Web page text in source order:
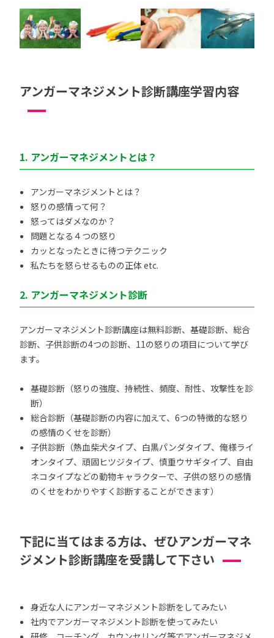
アンガーマネジメント診断講座学習内容
1. アンガーマネジメントとは？
アンガーマネジメントとは？
怒りの感情って何？
怒ってはダメなのか？
問題となる４つの怒り
カッとなったときに待つテクニック
私たちを怒らせるものの正体 etc.
2. アンガーマネジメント診断
アンガーマネジメント診断講座は無料診断、基礎診断、総合
診断、子供診断の4つの診断、11の怒りの項目について学び
ます。
基礎診断（怒りの強度、持続性、頻度、耐性、攻撃性を診
断）
総合診断（基礎診断の内容に加えて、6つの特徴的な怒り
の感情のくせを診断）
子供診断（熱血柴犬タイプ、白黒パンダタイプ、俺様ライ
オンタイプ、頑固ヒツジタイプ、慎重ウサギタイプ、自由
ネコタイプなどの動物キャラクターで、子供の怒りの感情
のくせをわかりやすく診断することができます）
下記に当てはまる方は、ぜひアンガーマネ
ジメント診断講座を受講して下さい
身近な人にアンガーマネジメント診断をしてみたい
社内でアンガーマネジメント診断を使ってみたい